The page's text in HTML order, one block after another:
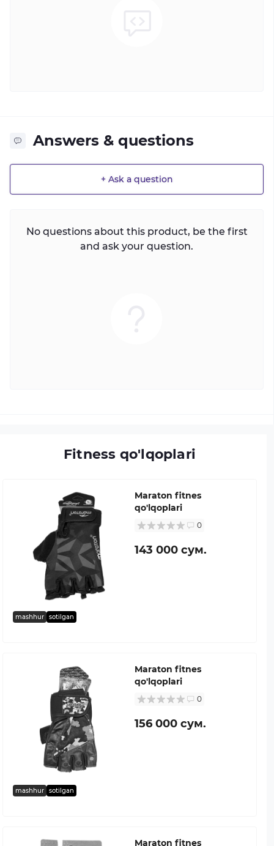
Answers & questions
+ Ask a question
No questions about this product, be the first
and ask your question.
Fitness qo'lqoplari
mashhur sotilgan
Maraton fitnes
qo'lqoplari
0
143 000 сум.
mashhur sotilgan
Maraton fitnes
qo'lqoplari
0
156 000 сум.
Maraton fitnes